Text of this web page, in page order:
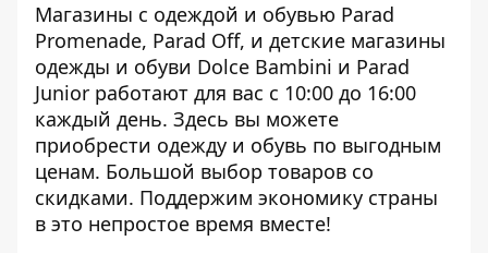
Магазины с одеждой и обувью Parad
Promenade, Parad Off, и детские магазины
одежды и обуви Dolce Bambini и Parad
Junior работают для вас с 10:00 до 16:00
каждый день. Здесь вы можете
приобрести одежду и обувь по выгодным
ценам. Большой выбор товаров со
скидками. Поддержим экономику страны
в это непростое время вместе!